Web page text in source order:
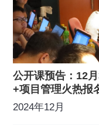
公开课预告：12
+项目管理火热报
2024年12月